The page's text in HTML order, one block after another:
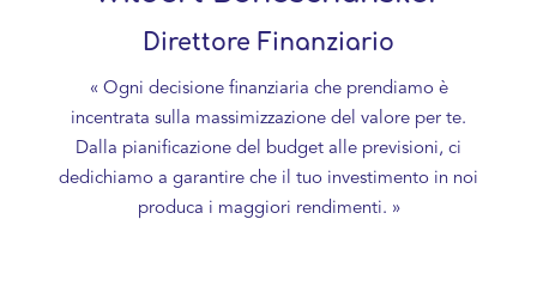
Direttore Finanziario
« Ogni decisione finanziaria che prendiamo è
incentrata sulla massimizzazione del valore per te.
Dalla pianificazione del budget alle previsioni, ci
dedichiamo a garantire che il tuo investimento in noi
produca i maggiori rendimenti. »